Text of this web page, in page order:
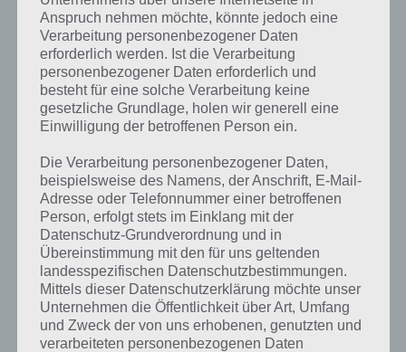
Virenscanner Apps: Mehr Sicherheit –
Erhöhter Akkuverbrauch?
Doch viele User wollen keine Virenscanner Apps uf ihrem Android
Gerät installieren. Der Grund: Smartphones halten schon nicht lange
durch, was die Akkulaufzeit angeht. Wenn nun noch ein
Virenscanner installiert wird, wird der Akkuverbrauch doch noch
Das stimmt natürlich, dass der Akkuverbrauch zunimmt. Allerdings
ist dieser verhältnismäßig gering und liegt bei gerade einmal 1 bis 3
Prozent. Wenn wir nun von durchgehenden Spielen ausgehen, hält
unser Akku vielleicht 12 Stunden. Mit Virenscanner senkt sich die
Akkulaufzeit dagegen nur um 20 bis 30 Minuten. Diese Akkulaufzeit
kann wieder dadurch reinholen, indem wir inaktive Apps mit einem
Task Manager beenden oder nicht mit höchster Displayhelligkeit
arbeiten. Das Display ist nämlich für den größten Teil des
Akkuverbrauchs verantwortlich.
Anspruch nehmen möchte, könnte jedoch eine
Verarbeitung personenbezogener Daten
erforderlich werden. Ist die Verarbeitung
personenbezogener Daten erforderlich und
besteht für eine solche Verarbeitung keine
gesetzliche Grundlage, holen wir generell eine
Einwilligung der betroffenen Person ein.
Die Verarbeitung personenbezogener Daten,
beispielsweise des Namens, der Anschrift, E-Mail-
Adresse oder Telefonnummer einer betroffenen
Person, erfolgt stets im Einklang mit der
Datenschutz-Grundverordnung und in
Übereinstimmung mit den für uns geltenden
landesspezifischen Datenschutzbestimmungen.
Mittels dieser Datenschutzerklärung möchte unser
Unternehmen die Öffentlichkeit über Art, Umfang
und Zweck der von uns erhobenen, genutzten und
verarbeiteten personenbezogenen Daten